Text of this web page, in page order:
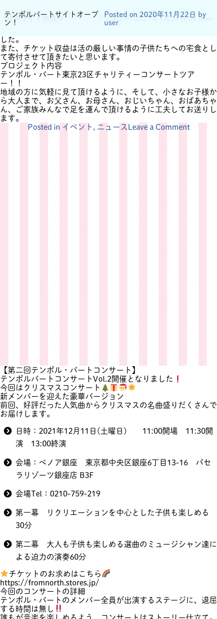
投稿者: user
東京23区でチャリティーコン
サートやります
Posted on 2022年1月22日 2023
年5月31日
た。
子どもたちに音楽を届けたいって気持ちから、東京23区すべ
した。
また、チケット収益は活の厳しい事情の子供たちへの宅食とし
て寄付させて頂きたいと思います。
プロジェクト内容
テンポル・バート東京23区 チャリティーコンサート ツア
ー！！
地域の方に気軽に見て頂けるように、そして、小さなお子様か
ら大人まで、お父さん、お母さん、おじいちゃん、おばあちゃ
ん、ご家族みんなで足を運んで頂けるように工夫してお送りし
ます。
Posted in イベント , ニュース Leave a Commenton
12月11日 クリスマスコ
ンサート開催
Posted on 2021年11月23日2022年
12月21日
【第二回テンポル・バートコンサート】
テンポルバートコンサートVol.2開催となりました
今回はクリスマスコンサート
新メンバーを迎えた豪華バージョン
前回、好評だった人気曲からクリスマスの名曲盛りだくさんで
お届けします。
日時：2021年12月11日(土曜日) 11:00開場 11:30開
演 13:00終演
会場：べノア銀座 東京都中央区銀座6丁目13-16 パセ
ラリゾーツ銀座店 B3F
会場Tel：0210-759-219
第一幕 リクリエーションを中心とした子供も楽しめる
30分
第二幕 大人も子供も楽しめる選曲のミュージシャン達に
よる迫力の演奏60分
チケットのお求めはこちら
https://fromnorth.stores.jp/
今回のコンサートの詳細
テンポル・バートのメンバー全員が出演するステージに、退屈
する時間は無し
誰もが音楽を楽しめるよう、コンサートはストーリー仕立て。
リズム教育 テンポル・バー
ト 初公演します
Posted on 2021年8月22日 2022
年12月21日
NEWサイト作成中 Posted on2021年1月24日by user
テンポルバートサイトオープ
ン！
Posted on 2020年11月22日 by
user